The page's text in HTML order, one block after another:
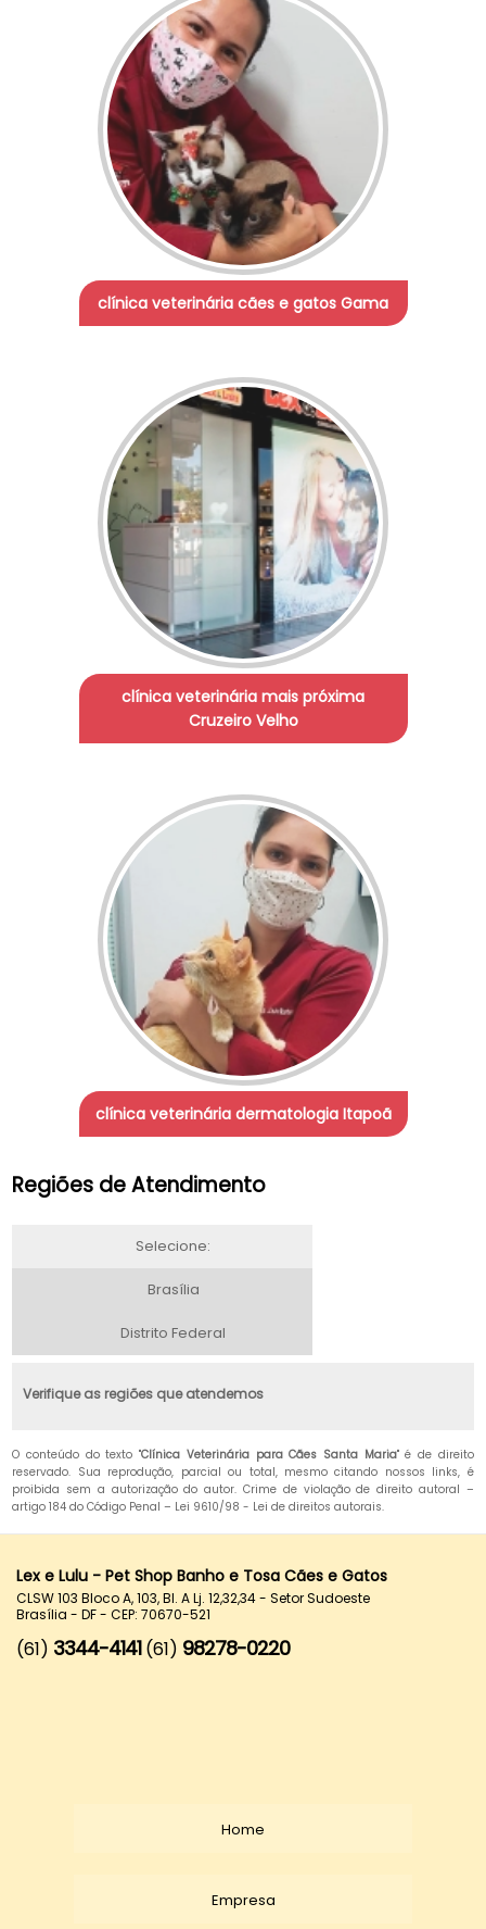
clínica veterinária cães e gatos Gama
clínica veterinária mais próxima
Cruzeiro Velho
clínica veterinária dermatologia Itapoã
Regiões de Atendimento
Selecione:
Brasília
Distrito Federal
Verifique as regiões que atendemos
O conteúdo do texto "Clínica Veterinária para Cães Santa Maria" é de direito
reservado. Sua reprodução, parcial ou total, mesmo citando nossos links, é
proibida sem a autorização do autor. Crime de violação de direito autoral –
artigo 184 do Código Penal – Lei 9610/98 - Lei de direitos autorais.
Lex e Lulu - Pet Shop Banho e Tosa Cães e Gatos
CLSW 103 Bloco A, 103, Bl. A Lj. 12,32,34 - Setor Sudoeste
Brasília - DF - CEP: 70670-521
(61) 3344-4141 (61) 98278-0220
Home
Empresa